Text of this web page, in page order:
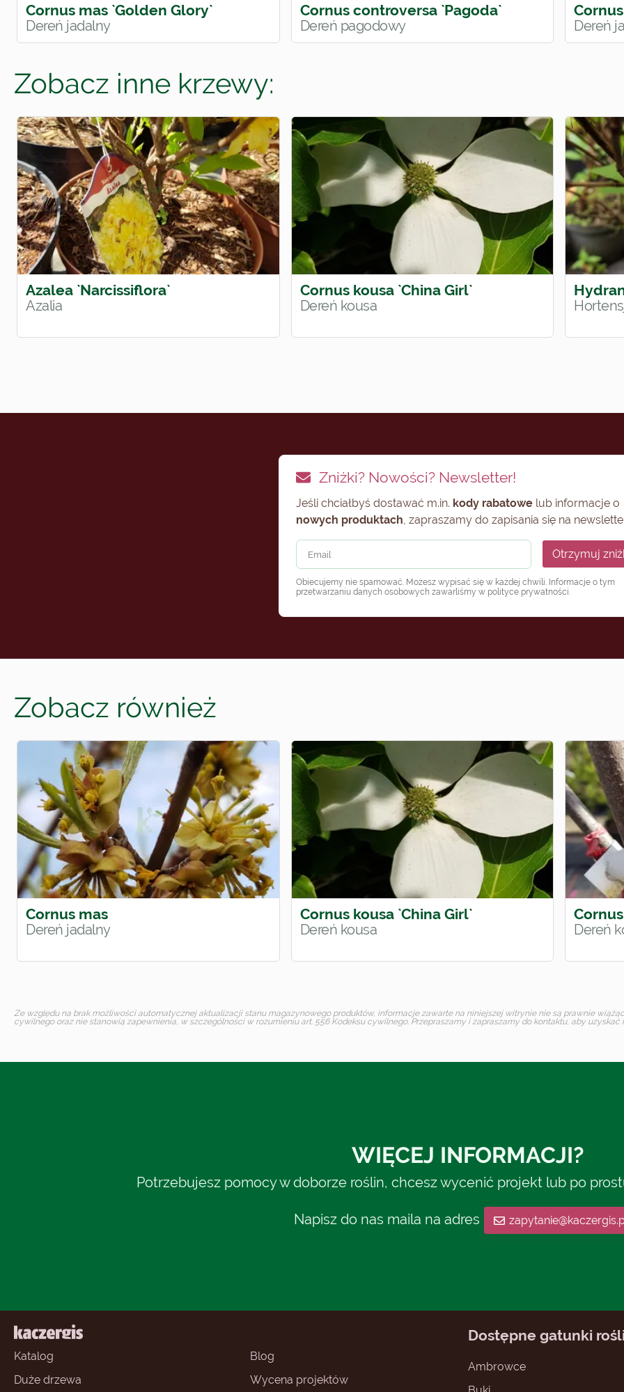
Cornus mas `Golden Glory`
Dereń jadalny
Cornus controversa `Pagoda`
Dereń pagodowy Dereń
Zobacz inne krzewy:
Azalea `Narcissiflora`
Azalia
Cornus kousa `China Girl`
Dereń kousa
Zniżki? Nowości? Newsletter!
Jeśli chciałbyś dostawać m.in. kody rabatowelub informacje o
nowych produktach, zapraszamy do zapisania się na
Otrzymuj
Obiecujemy nie spamować. Możesz wypisać się w każdej chwili. Informacje o tym
przetwarzaniu danych osobowych zawarliśmy w polityce prywatności.
Zobacz również
Cornus mas
Dereń jadalny
Cornus kousa `China Girl`
Dereń kousa Dereń
Ze względu na brak możliwości automatycznej aktualizacji stanu magazynowego produktów, informacje zawarte na niniejszej witrynie nie są prawnie
cywilnego oraz nie stanowią zapewnienia, w szczególności w rozumieniu art. 556 Kodeksu cywilnego. Przepraszamy i zapraszamy do kontaktu, aby
WIĘCEJ INFORMACJI?
Potrzebujesz pomocy w doborze roślin, chcesz wycenić projekt lub po
Napisz do nas maila na adres
Katalog
Blog
Duże drzewa
Wycena projektów
Dostępne gatunki
Ambrowce